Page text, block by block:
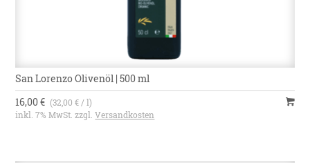
San Lorenzo Olivenöl | 500 ml
16,00 € (32,00 € / l)
inkl. 7% MwSt. zzgl.Versandkosten